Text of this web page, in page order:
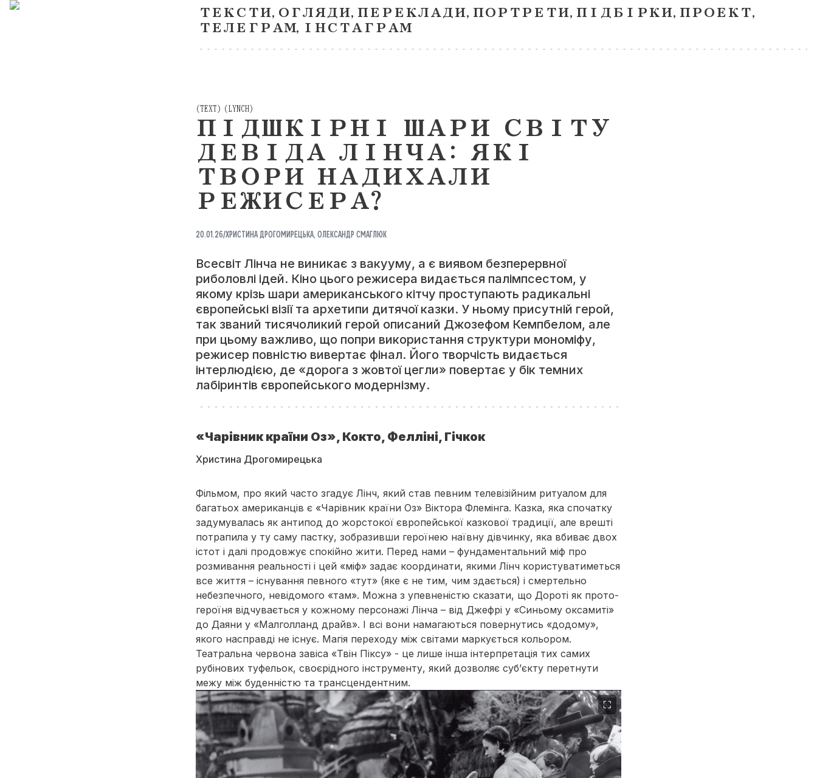
ТЕКСТИ, ОГЛЯДИ, ПЕРЕКЛАДИ, ПОРТРЕТИ, ПІДБІРКИ, ПРОЕКТ,
ТЕЛЕГРАМ, ІНСТАГРАМ
ТЕКСТИ
ПІДБІРКИ
ПРОЕКТ
ТЕЛЕГРАМ
(TEXT ) ( LYNCH )
ПІДШКІРНІ ШАРИ СВІТУ
ДЕВІДА ЛІНЧА: ЯКІ
ТВОРИ НАДИХАЛИ
РЕЖИСЕРА?
20.01.26/ХРИСТИНА ДРОГОМИРЕЦЬКА, ОЛЕКСАНДР СМАГЛЮК
Всесвіт Лінча не виникає з вакууму, а є виявом безперервної
риболовлі ідей. Кіно цього режисера видається палімпсестом, у
якому крізь шари американського кітчу проступають радикальні
європейські візії та архетипи дитячої казки. У ньому присутній герой,
так званий тисячоликий герой описаний Джозефом Кемпбелом, але
при цьому важливо, що попри використання структури мономіфу,
режисер повністю вивертає фінал. Його творчість видається
інтерлюдією, де «дорога з жовтої цегли» повертає у бік темних
лабіринтів європейського модернізму.
«Чарівник країни Оз», Кокто, Фелліні, Гічкок
Христина Дрогомирецька
Фільмом, про який часто згадує Лінч, який став певним телевізійним ритуалом для
багатьох американців є «Чарівник країни Оз» Віктора Флемінга. Казка, яка спочатку
задумувалась як антипод до жорстокої європейської казкової традиції, але врешті
потрапила у ту саму пастку, зобразивши героїнею наївну дівчинку, яка вбиває двох
істот і далі продовжує спокійно жити. Перед нами – фундаментальний міф про
розмивання реальності і цей «міф» задає координати, якими Лінч користуватиметься
все життя – існування певного «тут» (яке є не тим, чим здається) і смертельно
небезпечного, невідомого «там». Можна з упевненістю сказати, що Дороті як прото-
героїня відчувається у кожному персонажі Лінча – від Джефрі у «Синьому оксамиті»
до Даяни у «Малголланд драйв». І всі вони намагаються повернутись «додому»,
якого насправді не існує. Магія переходу між світами маркується кольором.
Театральна червона завіса «Твін Піксу» - це лише інша інтерпретація тих самих
рубінових туфельок, своєрідного інструменту, який дозволяє суб’єкту перетнути
межу між буденністю та трансцендентним.
⛶